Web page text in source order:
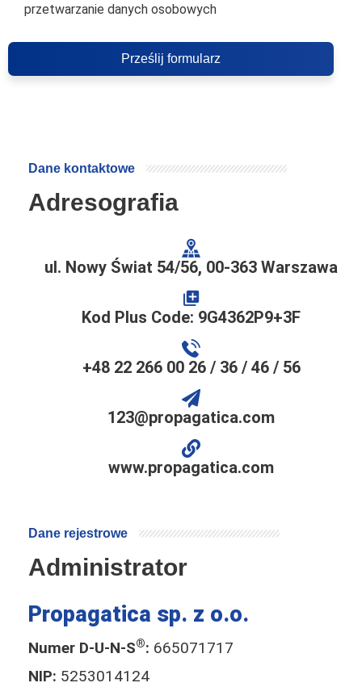
przetwarzanie danych osobowych
Prześlij formularz
Dane kontaktowe
Adresografia
ul. Nowy Świat 54/56, 00-363 Warszawa
Kod Plus Code: 9G4362P9+3F
+48 22 266 00 26 / 36 / 46 / 56
123@propagatica.com
www.propagatica.com
Dane rejestrowe
Administrator
Propagatica sp. z o.o.
Numer D-U-N-S®: 665071717
NIP: 5253014124